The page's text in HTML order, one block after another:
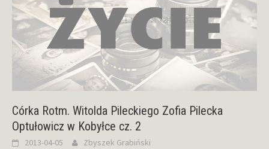
Córka Rotm. Witolda Pileckiego Zofia Pilecka
Optułowicz w Kobyłce cz. 2
2013-04-05 Zbyszek Grabiński